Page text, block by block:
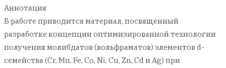
Аннотация
В работе приводится материал, посвященный
разработке концепции оптимизированной технологии
получения молибдатов (вольфраматов) элементов d-
семейства (Cr, Mn, Fe, Co, Ni, Cu, Zn, Cd и Ag) при